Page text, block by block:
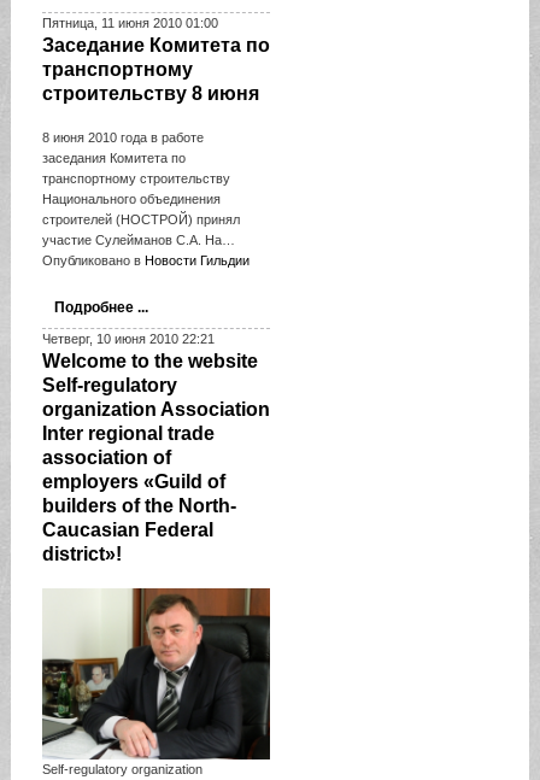
Пятница, 11 июня 2010 01:00
Заседание Комитета по
транспортному
строительству 8 июня
8 июня 2010 года в работе
заседания Комитета по
транспортному строительству
Национального объединения
строителей (НОСТРОЙ) принял
участие Сулейманов С.А. На…
Опубликовано в Новости Гильдии
Подробнее ...
Четверг, 10 июня 2010 22:21
Welcome to the website
Self-regulatory
organization Association
Inter regional trade
association of
employers «Guild of
builders of the North-
Caucasian Federal
district»!
Self-regulatory organization